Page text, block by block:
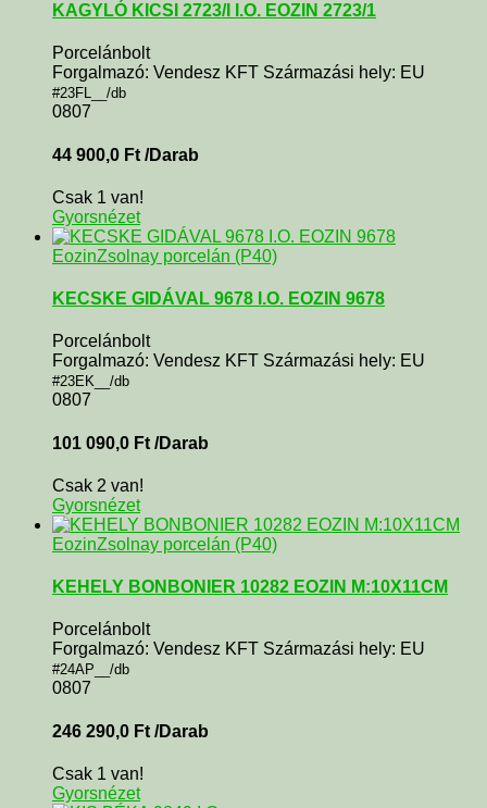
KAGYLÓ KICSI 2723/I I.O. EOZIN 2723/1
Porcelánbolt
Forgalmazó: Vendesz KFT Származási hely: EU
#23FL__/db
0807
44 900,0 Ft /Darab
Csak 1 van!
Gyorsnézet
EozinZsolnay porcelán (P40)
KECSKE GIDÁVAL 9678 I.O. EOZIN 9678
Porcelánbolt
Forgalmazó: Vendesz KFT Származási hely: EU
#23EK__/db
0807
101 090,0 Ft /Darab
Csak 2 van!
Gyorsnézet
EozinZsolnay porcelán (P40)
KEHELY BONBONIER 10282 EOZIN M:10X11CM
Porcelánbolt
Forgalmazó: Vendesz KFT Származási hely: EU
#24AP__/db
0807
246 290,0 Ft /Darab
Csak 1 van!
Gyorsnézet